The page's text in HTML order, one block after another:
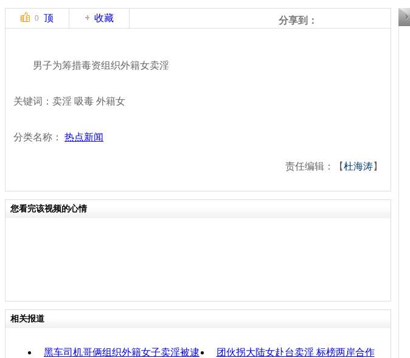
0 顶 收藏 分享到：
男子为筹措毒资组织外籍女卖淫
关键词：卖淫 吸毒 外籍女
分类名称： 热点新闻
责任编辑：【杜海涛】
您看完该视频的心情
相关报道
黑车司机哥俩组织外籍女子卖淫被逮
团伙拐大陆女赴台卖淫 标榜两岸合作